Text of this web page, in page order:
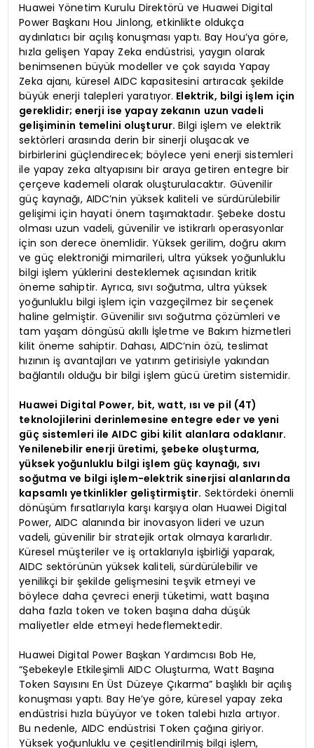
Huawei Yönetim Kurulu Direktörü ve Huawei Digital
Power Başkanı Hou Jinlong, etkinlikte oldukça
aydınlatıcı bir açılış konuşması yaptı. Bay Hou’ya göre,
hızla gelişen Yapay Zeka endüstrisi, yaygın olarak
benimsenen büyük modeller ve çok sayıda Yapay
Zeka ajanı, küresel AIDC kapasitesini artıracak şekilde
büyük enerji talepleri yaratıyor. Elektrik, bilgi işlem için
gereklidir; enerji ise yapay zekanın uzun vadeli
gelişiminin temelini oluşturur.Bilgi işlem ve elektrik
sektörleri arasında derin bir sinerji oluşacak ve
birbirlerini güçlendirecek; böylece yeni enerji sistemleri
ile yapay zeka altyapısını bir araya getiren entegre bir
çerçeve kademeli olarak oluşturulacaktır. Güvenilir
güç kaynağı, AIDC’nin yüksek kaliteli ve sürdürülebilir
gelişimi için hayati önem taşımaktadır. Şebeke dostu
olması uzun vadeli, güvenilir ve istikrarlı operasyonlar
için son derece önemlidir. Yüksek gerilim, doğru akım
ve güç elektroniği mimarileri, ultra yüksek yoğunluklu
bilgi işlem yüklerini desteklemek açısından kritik
öneme sahiptir. Ayrıca, sıvı soğutma, ultra yüksek
yoğunluklu bilgi işlem için vazgeçilmez bir seçenek
haline gelmiştir. Güvenilir sıvı soğutma çözümleri ve
tam yaşam döngüsü akıllı İşletme ve Bakım hizmetleri
kilit öneme sahiptir. Dahası, AIDC’nin özü, teslimat
hızının iş avantajları ve yatırım getirisiyle yakından
bağlantılı olduğu bir bilgi işlem gücü üretim sistemidir.
Huawei Digital Power, bit, watt, ısı ve pil (4T)
teknolojilerini derinlemesine entegre eder ve yeni
güç sistemleri ile AIDC gibi kilit alanlara odaklanır.
Yenilenebilir enerji üretimi, şebeke oluşturma,
yüksek yoğunluklu bilgi işlem güç kaynağı, sıvı
soğutma ve bilgi işlem-elektrik sinerjisi alanlarında
kapsamlı yetkinlikler geliştirmiştir. Sektördeki önemli
dönüşüm fırsatlarıyla karşı karşıya olan Huawei Digital
Power, AIDC alanında bir inovasyon lideri ve uzun
vadeli, güvenilir bir stratejik ortak olmaya kararlıdır.
Küresel müşteriler ve iş ortaklarıyla işbirliği yaparak,
AIDC sektörünün yüksek kaliteli, sürdürülebilir ve
yenilikçi bir şekilde gelişmesini teşvik etmeyi ve
böylece daha çevreci enerji tüketimi, watt başına
daha fazla token ve token başına daha düşük
maliyetler elde etmeyi hedeflemektedir.
Huawei Digital Power Başkan Yardımcısı Bob He,
“Şebekeyle Etkileşimli AIDC Oluşturma, Watt Başına
Token Sayısını En Üst Düzeye Çıkarma” başlıklı bir açılış
konuşması yaptı. Bay He’ye göre, küresel yapay zeka
endüstrisi hızla büyüyor ve token talebi hızla artıyor.
Bu nedenle, AIDC endüstrisi Token çağına giriyor.
Yüksek yoğunluklu ve çeşitlendirilmiş bilgi işlem,